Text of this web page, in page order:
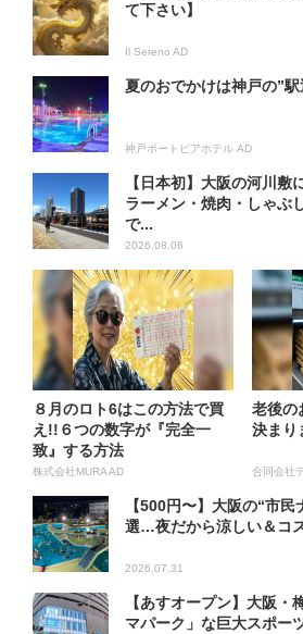
て下さい】
Il Sereno AD
夏のおでかけは神戸の”駅
神戸ポートピアホテル AD
【日本初】大阪の河川敷
ラーメン・焼肉・しゃぶ
で...
2026.08.06
８月のロト6はこの方法で買
え!!６つの数字が『完全一
致』する方法
株式会社MURA AD
老後の
決まり
合同会社
【500円〜】大阪の“市
選…夜だから涼しい＆コ
2026.07.31
【あすオープン】大阪・
マパーク」な巨大スポー